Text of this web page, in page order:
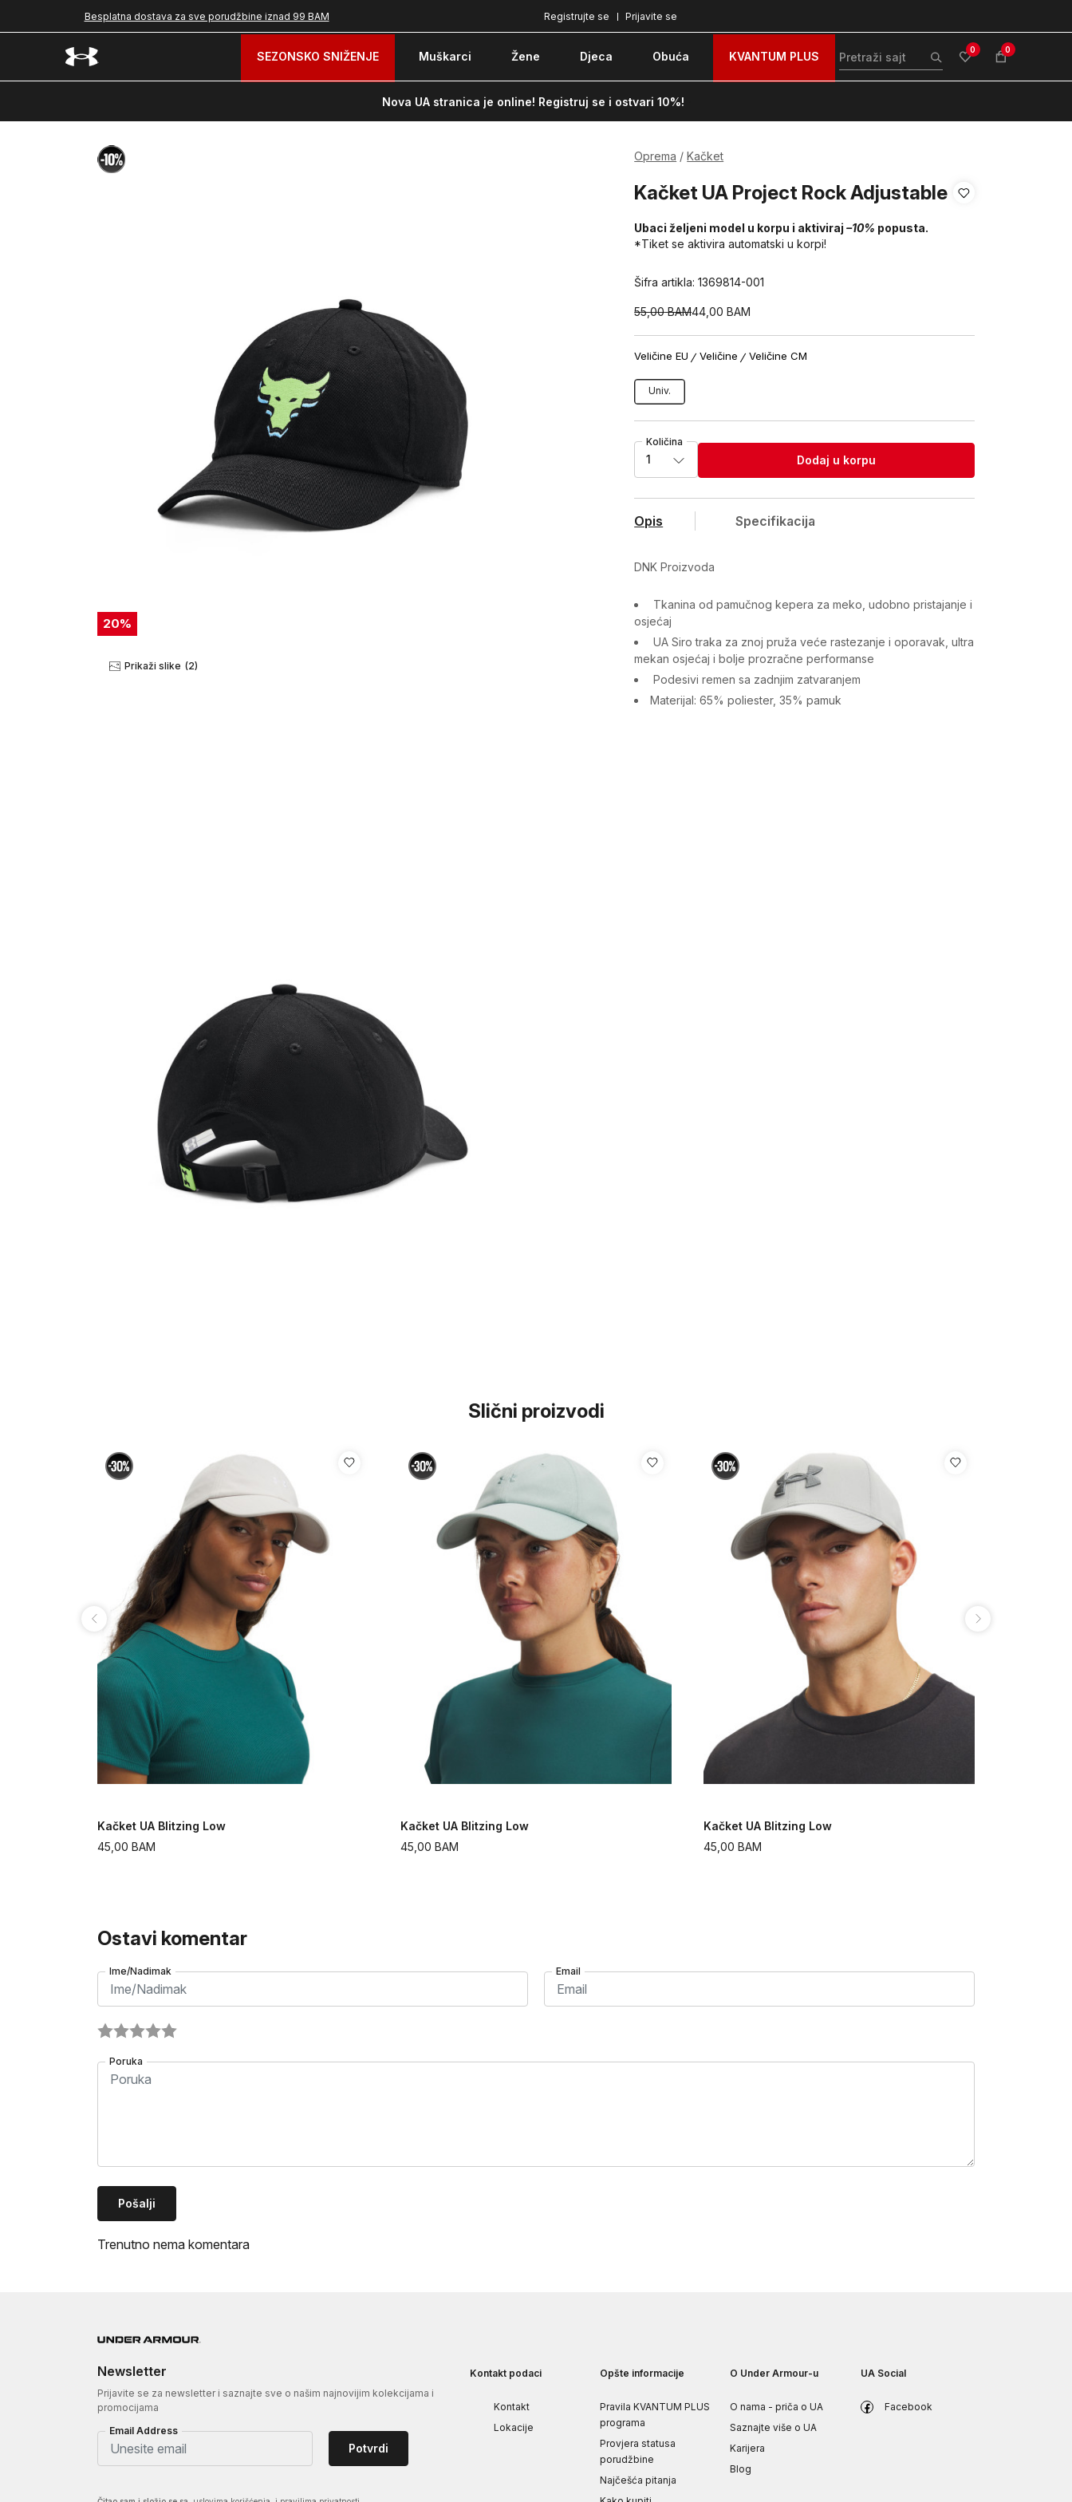
Besplatna dostava za sve porudžbine iznad 99 BAM Plaćanje karticom ili pouzećem Prijavite se
Registrujte se
SEZONSKO SNIŽENJE Muškarci Žene Djeca Obuća KVANTUM PLUS 0 0
Nova UA stranica je online! Registruj se i ostvari 10%!
20%
Prikaži slike (2)
Oprema Kačket
Kačket UA Project Rock Adjustable
Ubaci željeni model u korpu i aktiviraj–10% popusta.
*Tiket se aktivira automatski u korpi!
Šifra artikla:1369814-001
55,00 BAM44,00 BAM
Veličine EU Veličine Veličine CM
Univ.
Količina
1 Dodaj u korpu
Opis Specifikacija
DNK Proizvoda
Tkanina od pamučnog kepera za meko, udobno pristajanje i
osjećaj
UA Siro traka za znoj pruža veće rastezanje i oporavak, ultra
mekan osjećaj i bolje prozračne performanse
Podesivi remen sa zadnjim zatvaranjem
Materijal: 65% poliester, 35% pamuk
Slični proizvodi
Kačket UA Blitzing Low
45,00 BAM
Kačket UA Blitzing Low
45,00 BAM
Kačket UA Blitzing Low
45,00 BAM
Ostavi komentar
Ime/Nadimak Email
Poruka
Pošalji
Trenutno nema komentara
Newsletter
Prijavite se za newsletter i saznajte sve o našim najnovijim kolekcijama i
promocijama
Email Address
Potvrdi
Kontakt podaci
Kontakt
Lokacije
Opšte informacije
Pravila KVANTUM PLUS
programa
Provjera statusa
porudžbine
Najčešća pitanja
O Under Armour-u
O nama - priča o UA
Saznajte više o UA
Karijera
Blog
UA Social
Facebook